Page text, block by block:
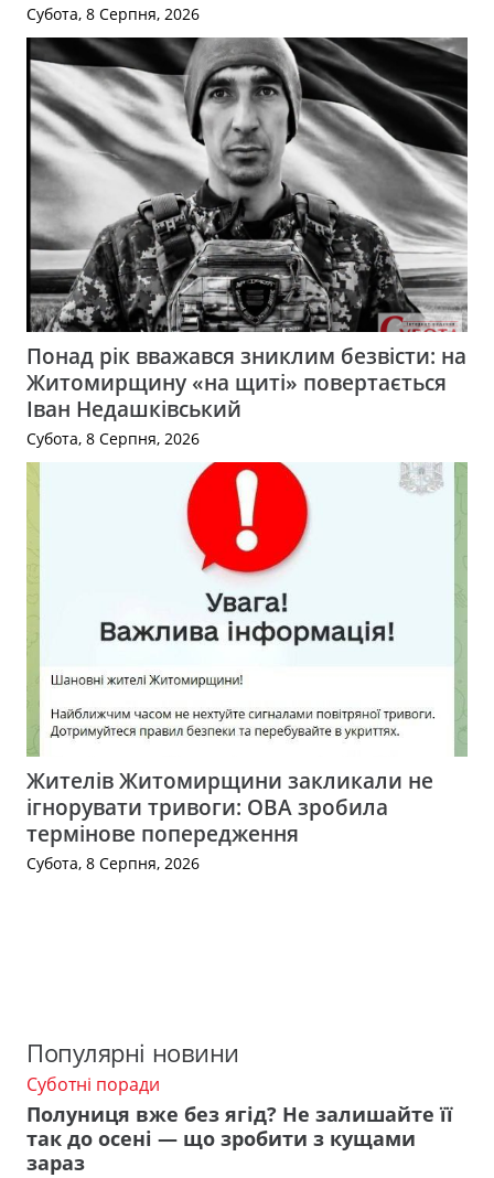
Субота, 8 Серпня, 2026
Понад рік вважався зниклим безвісти: на
Житомирщину «на щиті» повертається
Іван Недашківський
Субота, 8 Серпня, 2026
Жителів Житомирщини закликали не
ігнорувати тривоги: ОВА зробила
термінове попередження
Субота, 8 Серпня, 2026
Популярні новини
Суботні поради
Полуниця вже без ягід? Не залишайте її
так до осені — що зробити з кущами
зараз